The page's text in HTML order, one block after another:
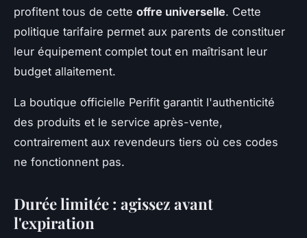
profitent tous de cette offre universelle. Cette
politique tarifaire permet aux parents de constituer
leur équipement complet tout en maîtrisant leur
budget allaitement.
La boutique officielle Perifit garantit l'authenticité
des produits et le service après-vente,
contrairement aux revendeurs tiers où ces codes
ne fonctionnent pas.
Durée limitée : agissez avant
l'expiration